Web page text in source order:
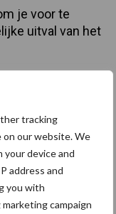
tracking
our website. We
your device and
address and
you with
campaign
je voor te
uitval van het
groeit door,
tegen
in de